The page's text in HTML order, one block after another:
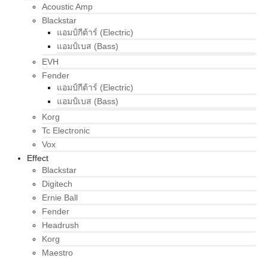
Acoustic Amp
Blackstar
แอมป์กีต้าร์ (Electric)
แอมป์เบส (Bass)
EVH
Fender
แอมป์กีต้าร์ (Electric)
แอมป์เบส (Bass)
Korg
Tc Electronic
Vox
Effect
Blackstar
Digitech
Ernie Ball
Fender
Headrush
Korg
Maestro